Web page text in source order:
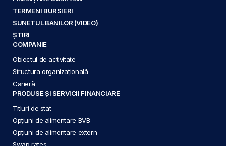
TERMENI BURSIERI
SUNETUL BANILOR (VIDEO)
ȘTIRI
COMPANIE
Obiectul de activitate
Structura organizațională
Carieră
PRODUSE ȘI SERVICII FINANCIARE
Titluri de stat
Opțiuni de alimentare BVB
Opțiuni de alimentare extern
Swap rates